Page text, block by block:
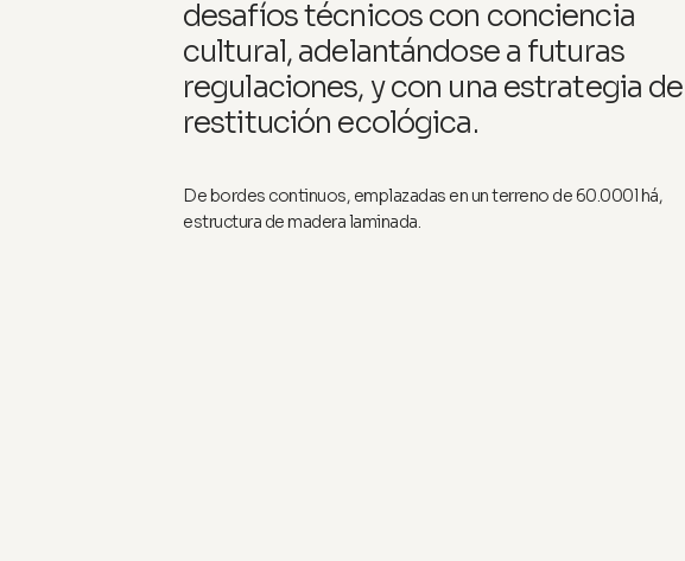
desafíos técnicos con conciencia
cultural, adelantándose a futuras
regulaciones, y con una estrategia de
restitución ecológica.
De bordes continuos, emplazadas en un terreno de 60.000l há,
estructura de madera laminada.